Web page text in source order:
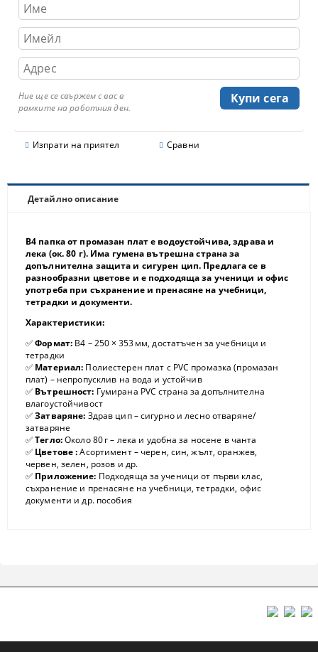
Ние ще се свържем с вас в
рамките на работния ден.
Изпрати на приятел Сравни
Детайлно описание
B4 папка от промазан плат е водоустойчива, здрава и
лека (ок. 80 г). Има гумена вътрешна страна за
допълнителна защита и сигурен цип. Предлага се в
разнообразни цветове и е подходяща за ученици и офис
употреба при съхранение и пренасяне на учебници,
тетрадки и документи.
Характеристики:
✅Формат: B4 – 250 × 353 мм, достатъчен за учебници и
тетрадки
✅ Материал: Полиестерен плат с PVC промазка (промазан
плат) – непропусклив на вода и устойчив
✅ Вътрешност: Гумирана PVC страна за допълнителна
влагоустойчивост
✅Затваряне: Здрав цип – сигурно и лесно отваряне/
затваряне
✅Тегло:Около 80 г – лека и удобна за носене в чанта
✅ Цветове :Асортимент – черен, син, жълт, оранжев,
червен, зелен, розов и др.
✅ Приложение: Подходяща за ученици от първи клас,
съхранение и пренасяне на учебници, тетрадки, офис
документи и др. пособия